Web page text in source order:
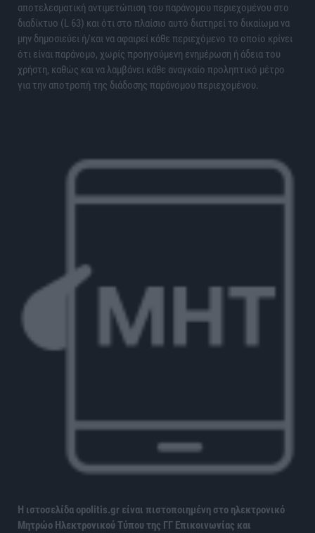
αποτελεσματική αντιμετώπιση του παράνομου περιεχομένου στο
διαδίκτυο (L 63) και ότι στο πλαίσιο αυτό διατηρεί το δικαίωμα να
μην δημοσιεύει ή/και να αφαιρεί κάθε περιεχόμενο το οποίο κρίνει
ότι είναι παράνομο, χωρίς προηγούμενη ενημέρωση ή άδεια του
χρήστη, καθώς και να λαμβάνει κάθε αναγκαίο προληπτικό μέτρο
για την αποτροπή της διάδοσης παράνομου περιεχομένου.
Η ιστοσελίδα opolitis.gr είναι πιστοποιημένη στο ηλεκτρονικό
Μητρώο Ηλεκτρονικού Τύπου της ΓΓ Επικοινωνίας και